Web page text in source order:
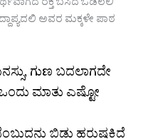
ರಕ್ತ ಬಸಿದ ಒಡಲಲಿ
ಅವರ ಮಕ್ಕಳೇ ಪಾಠ
ಗುಣ ಬದಲಾಗದೇ
ಮಾತು ಎಷ್ಟೋ